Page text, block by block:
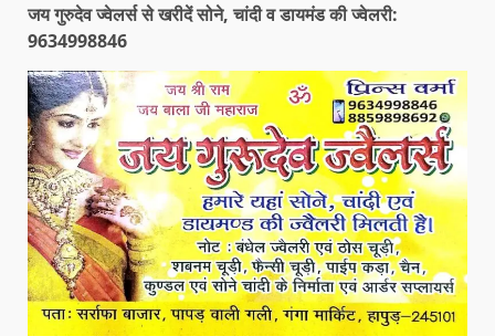
जय गुरुदेव ज्वेलर्स से खरीदें सोने, चांदी व डायमंड की ज्वेलरी:
9634998846